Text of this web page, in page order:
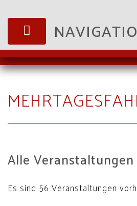
Alle Veranstaltungen
Es sind 56 Veranstaltungen